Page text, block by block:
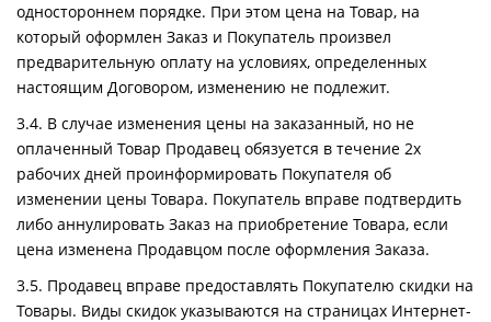
одностороннем порядке. При этом цена на Товар, на
который оформлен Заказ и Покупатель произвел
предварительную оплату на условиях, определенных
настоящим Договором, изменению не подлежит.
3.4. В случае изменения цены на заказанный, но не
оплаченный Товар Продавец обязуется в течение 2х
рабочих дней проинформировать Покупателя об
изменении цены Товара. Покупатель вправе подтвердить
либо аннулировать Заказ на приобретение Товара, если
цена изменена Продавцом после оформления Заказа.
3.5. Продавец вправе предоставлять Покупателю скидки на
Товары. Виды скидок указываются на страницах Интернет-